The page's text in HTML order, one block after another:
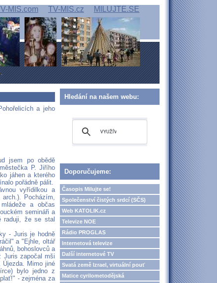
MIS.com TV-MIS.cz MILUJTE.SE
a jeho
jsem po obědě
P. Jiřího
jáhen a kterého
pořádně pálit.
vyřídilkou a
Pocházím,
a občas
semináři a
raduji, že se stal
- Juris je hodně
a "Ejhle, oltář
bohoslovců a
Juris započal mši
Mimo jiné
bylo jedno z
- zejména za
Hledání na našem webu:
Doporučujeme:
Časopis Milujte se!
Společenství čistých srdcí (SČS)
Web KATOLIK.cz
Televize NOE
Rádio PROGLAS
Internetová televize
Další internetové TV
Svatá země Izrael, virtuální pouť
Matice cyrilometodějská